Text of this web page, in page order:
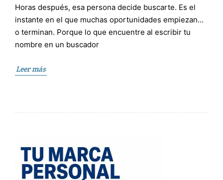
Horas después, esa persona decide buscarte. Es el
instante en el que muchas oportunidades empiezan…
o terminan. Porque lo que encuentre al escribir tu
nombre en un buscador
Leer más